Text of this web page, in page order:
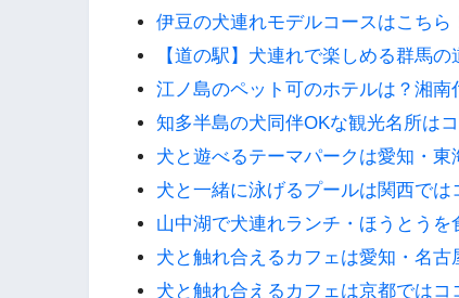
伊豆の犬連れモデルコースはこち
【道の駅】犬連れで楽しめる群馬
江ノ島のペット可のホテルは？湘南
知多半島の犬同伴OKな観光名所は
犬と遊べるテーマパークは愛知・
犬と一緒に泳げるプールは関西で
山中湖で犬連れランチ・ほうとう
犬と触れ合えるカフェは愛知・名古
犬と触れ合えるカフェは京都ではコ